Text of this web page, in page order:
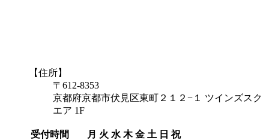
【住所】
〒612-8353
京都府京都市伏見区東町２１２−１ ツインズスク
エア 1F
受付時間 月 火 水 木 金 土 日 祝